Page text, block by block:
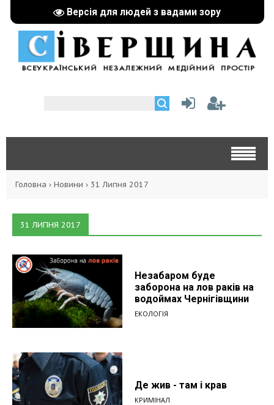
Версія для людей з вадами зору
Головна › Новини › 31 Липня 2017
31 ЛИПНЯ 2017
Незабаром буде
заборона на лов раків на
водоймах Чернігівщини
ЕКОЛОГІЯ
Де жив - там і крав
КРИМІНАЛ